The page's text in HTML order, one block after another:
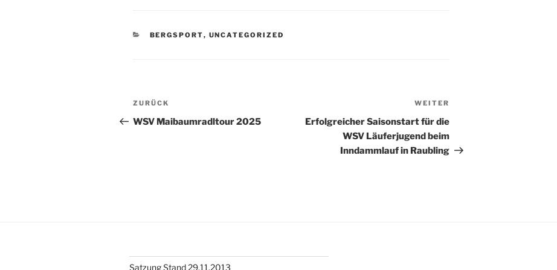
KATEGORIEN
BERGSPORT, UNCATEGORIZED
Beitragsnavigation
Vorheriger
Beitrag
ZURÜCK
WSV Maibaumradltour 2025
Beitrag
WEITER
Erfolgreicher Saisonstart für die
WSV Läuferjugend beim
Inndammlauf in Raubling
Satzung Stand 29.11.2013